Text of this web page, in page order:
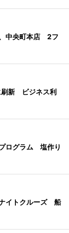
中央町本店 2フ
刷新 ビジネス利
ログラム 塩作り
イトクルーズ 船